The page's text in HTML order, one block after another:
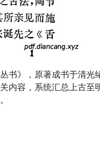
书》，原著成书于清
内容，系统汇总上古至